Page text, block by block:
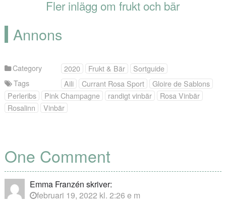
Fler inlägg om frukt och bär
Annons
Category 2020 Frukt & Bär
Sortguide
Tags
Aili Currant Rosa Sport
Gloire de Sablons
Perleribs
Pink Champagne randigt vinbär
Rosa Vinbär
Rosalinn
Vinbär
One Comment
Emma Franzén skriver:
februari 19, 2022 kl. 2:26 e m